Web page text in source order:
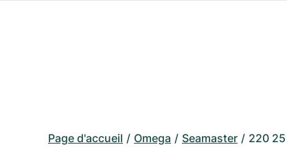
Page d'accueil Omega Seamaster 220